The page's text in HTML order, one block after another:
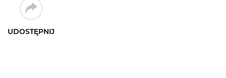
UDOSTĘPNIJ